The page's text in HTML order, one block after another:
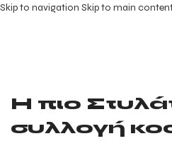
Skip to navigation Skip to main
Η πιο
συλλογή